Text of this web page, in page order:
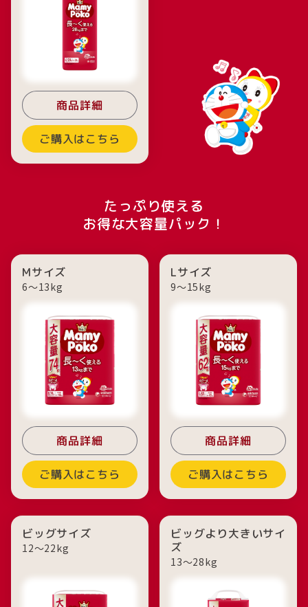
商品詳細
ご購入はこちら
たっぷり使える
お得な大容量パック！
Mサイズ
6〜13kg
商品詳細
ご購入はこちら
Lサイズ
9〜15kg
商品詳細
ご購入はこちら
ビッグサイズ
12〜22kg
ビッグより大きいサイ
ズ
13〜28kg